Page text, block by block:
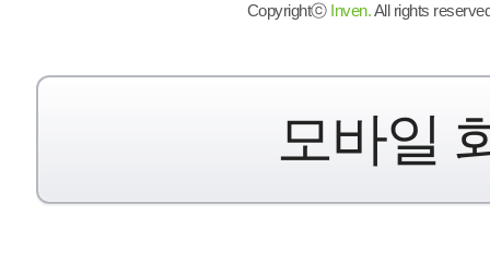
Copyrightⓒ Inven.All rights
모바일